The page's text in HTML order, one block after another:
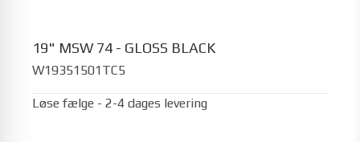
19" MSW 74 - GLOSS BLACK
W19351501TC5
Løse fælge - 2-4 dages levering